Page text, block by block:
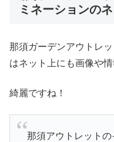
ミネーションの
那須ガーデンアウトレ
はネット上にも画像や
綺麗ですね！
那須アウトレット